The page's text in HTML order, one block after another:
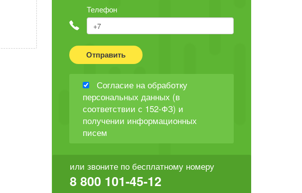
Телефон
Отправить
Согласие на обработку
персональных данных (в
соответствии с 152-ФЗ) и
получении информационных
писем
или звоните по бесплатному номеру
8 800 101-45-12